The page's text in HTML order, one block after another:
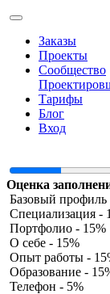
Заказы
Проекты
Сообщество
Тарифы
Блог
Вход
Оценка
Базовый профиль
Специализация -
Портфолио - 15%
О себе - 15%
Опыт работы -
Образование -
Телефон - 5%